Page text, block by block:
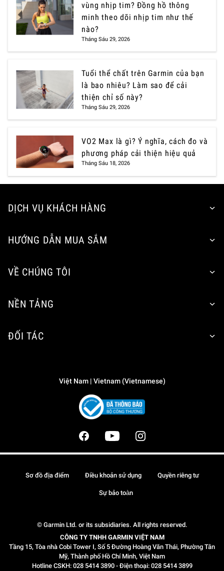
vùng nhịp tim? Đồng hồ thông
minh theo dõi nhịp tim như thế
nào?
Tháng Sáu 29, 2026
Tuổi thể chất trên Garmin của bạn
là bao nhiêu? Làm sao để cải
thiện chỉ số này?
Tháng Sáu 29, 2026
VO2 Max là gì? Ý nghĩa, cách đo và
phương pháp cải thiện hiệu quả
Tháng Sáu 18, 2026
DỊCH VỤ KHÁCH HÀNG
HƯỚNG DẪN MUA SẮM
VỀ CHÚNG TÔI
NỀN TẢNG
ĐỐI TÁC
Việt Nam | Vietnam (Vietnamese)
© Garmin Ltd. or its subsidiaries. All rights reserved.
CÔNG TY TNHH GARMIN VIỆT NAM
Tầng 15, Tòa nhà Cobi Tower I, Số 5 Đường Hoàng Văn Thái, Phường Tân
Mỹ, Thành phố Hồ Chí Minh, Việt Nam
Hotline CSKH: 028 5414 3890 - Điện thoại: 028 5414 3899
Sơ đồ địa điểm Điều khoản sử dụng Quyền riêng tư
Sự bảo toàn